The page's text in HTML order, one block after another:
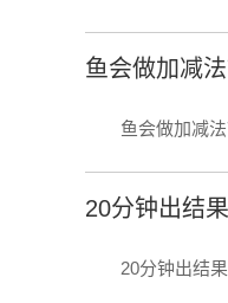
鱼会做加减
鱼会做加减法
20分钟出结
20分钟出结果